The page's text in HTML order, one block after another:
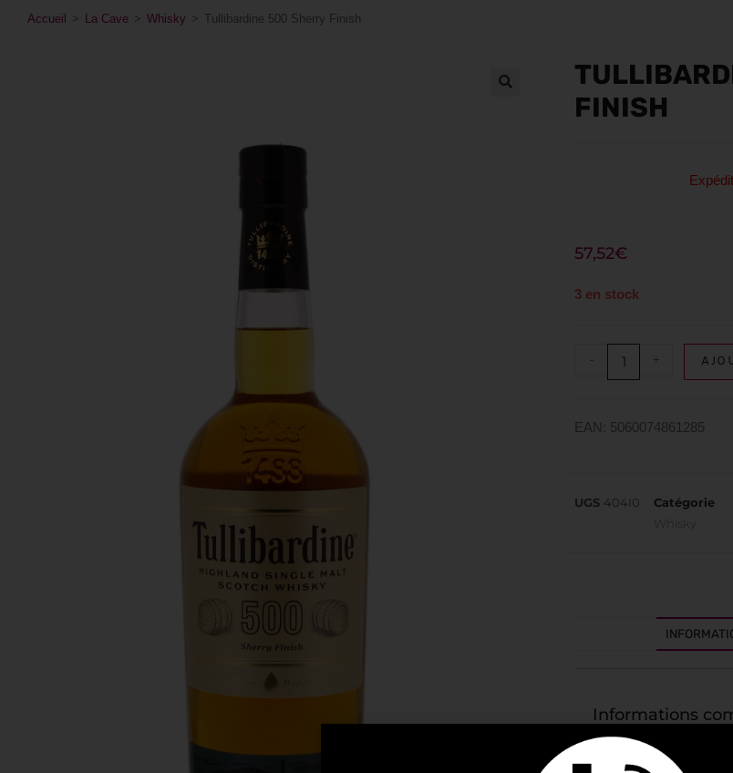
Accueil > La Cave > Whisky > Tullibardine 500 Sherry Finish
FINISH
57,52€
3 en stock
- +
EAN: 5060074861285
UGS 404I0
Catégorie
Informations
FOURNISSEUR